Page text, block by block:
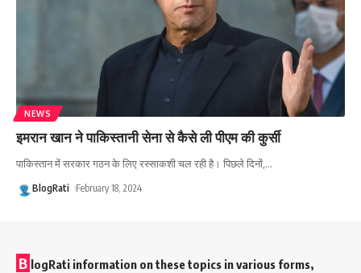
NEWS
इमरान खान ने पाकिस्तानी सेना से कैसे ली पीएम की कुर्सी
पाकिस्तान में सरकार गठन के लिए रस्साकशी चल रही है। पिछले दिनों, …
BlogRati February 18, 2024
B logRati information on these topics in various forms,